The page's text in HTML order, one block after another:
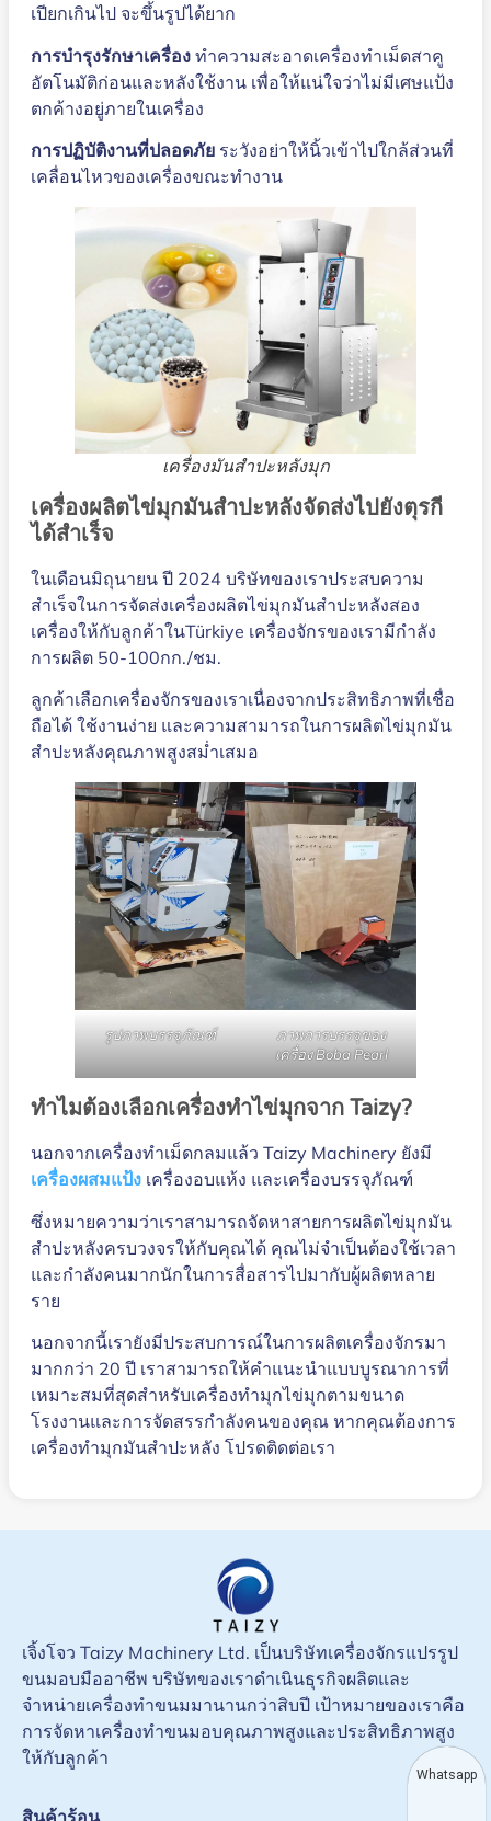
เปียกเกินไป จะขึ้นรูปได้ยาก
การบำรุงรักษาเครื่อง ทำความสะอาดเครื่องทำเม็ดสาคู
อัตโนมัติก่อนและหลังใช้งาน เพื่อให้แน่ใจว่าไม่มีเศษแป้ง
ตกค้างอยู่ภายในเครื่อง
การปฏิบัติงานที่ปลอดภัย ระวังอย่าให้นิ้วเข้าไปใกล้ส่วนที่
เคลื่อนไหวของเครื่องขณะทำงาน
เครื่องมันสำปะหลังมุก
เครื่องผลิตไข่มุกมันสำปะหลังจัดส่งไปยังตุรกี
ได้สำเร็จ
ในเดือนมิถุนายน ปี 2024 บริษัทของเราประสบความ
สำเร็จในการจัดส่งเครื่องผลิตไข่มุกมันสำปะหลังสอง
เครื่องให้กับลูกค้าในTürkiye เครื่องจักรของเรามีกำลัง
การผลิต 50-100กก./ชม.
ลูกค้าเลือกเครื่องจักรของเราเนื่องจากประสิทธิภาพที่เชื่อ
ถือได้ ใช้งานง่าย และความสามารถในการผลิตไข่มุกมัน
สำปะหลังคุณภาพสูงสม่ำเสมอ
รูปภาพบรรจุภัณฑ์
ภาพการบรรจุของ
เครื่อง Boba Pearl
ทำไมต้องเลือกเครื่องทำไข่มุกจาก Taizy?
นอกจากเครื่องทำเม็ดกลมแล้ว Taizy Machinery ยังมี
เครื่องผสมแป้ง เครื่องอบแห้ง และเครื่องบรรจุภัณฑ์
ซึ่งหมายความว่าเราสามารถจัดหาสายการผลิตไข่มุกมัน
สำปะหลังครบวงจรให้กับคุณได้ คุณไม่จำเป็นต้องใช้เวลา
และกำลังคนมากนักในการสื่อสารไปมากับผู้ผลิตหลาย
ราย
นอกจากนี้เรายังมีประสบการณ์ในการผลิตเครื่องจักรมา
มากกว่า 20 ปี เราสามารถให้คำแนะนำแบบบูรณาการที่
เหมาะสมที่สุดสำหรับเครื่องทำมุกไข่มุกตามขนาด
โรงงานและการจัดสรรกำลังคนของคุณ หากคุณต้องการ
เครื่องทำมุกมันสำปะหลัง โปรดติดต่อเรา
เจิ้งโจว Taizy Machinery Ltd. เป็นบริษัทเครื่องจักรแปรรูป
ขนมอบมืออาชีพ บริษัทของเราดำเนินธุรกิจผลิตและ
จำหน่ายเครื่องทำขนมมานานกว่าสิบปี เป้าหมายของเราคือ
การจัดหาเครื่องทำขนมอบคุณภาพสูงและประสิทธิภาพสูง
ให้กับลูกค้า
สินค้าร้อน
Whatsapp